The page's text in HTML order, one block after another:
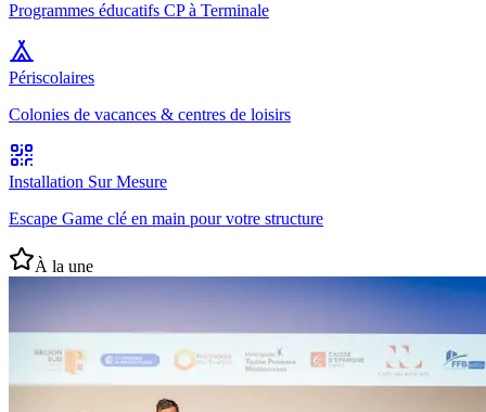
Programmes éducatifs CP à Terminale
Périscolaires
Colonies de vacances & centres de loisirs
Installation Sur Mesure
Escape Game clé en main pour votre structure
À la une